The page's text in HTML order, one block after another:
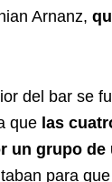
Arnanz,
del bar se
que las
un grupo de
para